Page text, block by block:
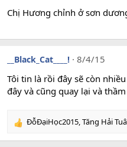
Chị Hương chỉnh ở sơn
__Black_Cat____!
8/4/15
Tôi tin là rồi đây sẽ còn
đây và cũng quay lại và
R
ĐỗĐạiHọc2015,Tăng Hải